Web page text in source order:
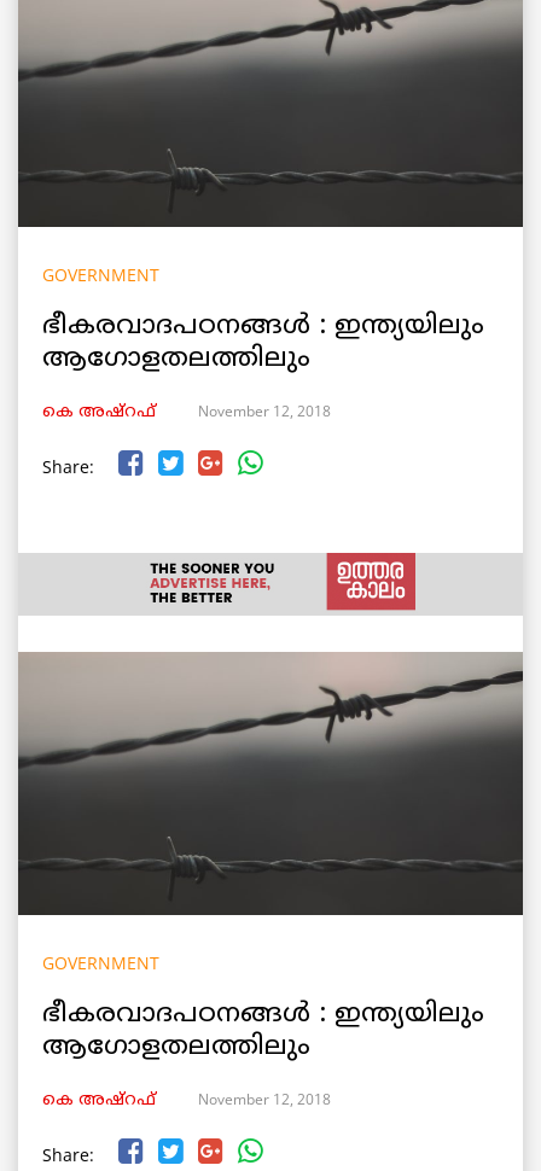
GOVERNMENT
ഭീകരവാദപഠനങ്ങൾ : ഇന്ത്യയിലും
ആഗോളതലത്തിലും
കെ അഷ്‌റഫ് November 12, 2018
Share:
GOVERNMENT
ഭീകരവാദപഠനങ്ങൾ : ഇന്ത്യയിലും
ആഗോളതലത്തിലും
കെ അഷ്‌റഫ് November 12, 2018
Share: